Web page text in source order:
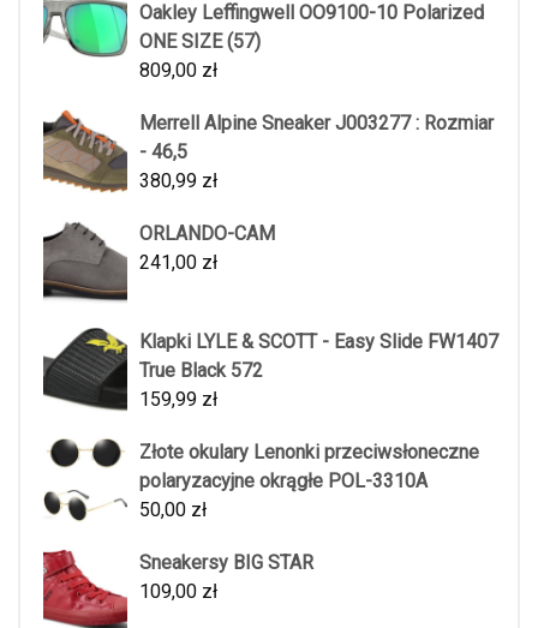
Oakley Leffingwell OO9100-10 Polarized
ONE SIZE (57)
809,00 zł
Merrell Alpine Sneaker J003277 : Rozmiar
- 46,5
380,99 zł
ORLANDO-CAM
241,00 zł
Klapki LYLE & SCOTT - Easy Slide FW1407
True Black 572
159,99 zł
Złote okulary Lenonki przeciwsłoneczne
polaryzacyjne okrągłe POL-3310A
50,00 zł
Sneakersy BIG STAR
109,00 zł